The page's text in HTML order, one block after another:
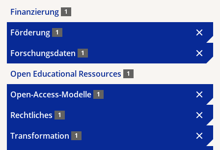
Finanzierung 1
Förderung 1
Forschungsdaten 1
Open Educational Ressources 1
Open-Access-Modelle 1
Rechtliches 1
Transformation 1